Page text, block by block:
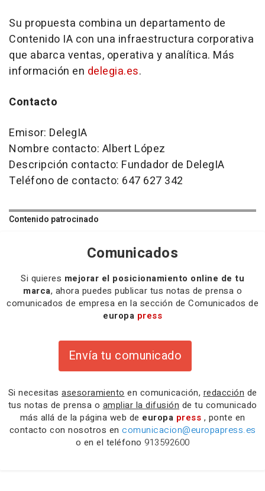
Su propuesta combina un departamento de
Contenido IA con una infraestructura corporativa
que abarca ventas, operativa y analítica. Más
información en delegia.es.
Contacto
Emisor: DelegIA
Nombre contacto: Albert López
Descripción contacto: Fundador de DelegIA
Teléfono de contacto: 647 627 342
Contenido patrocinado
Comunicados
Si quieres mejorar el posicionamiento online de tu
marca, ahora puedes publicar tus notas de prensa o
comunicados de empresa en la sección de Comunicados de
europa press
Envía tu comunicado
Si necesitas asesoramiento en comunicación, redacción de
tus notas de prensa o ampliar la difusión de tu comunicado
más allá de la página web de europa press , ponte en
contacto con nosotros en comunicacion@europapress.es
o en el teléfono 913592600